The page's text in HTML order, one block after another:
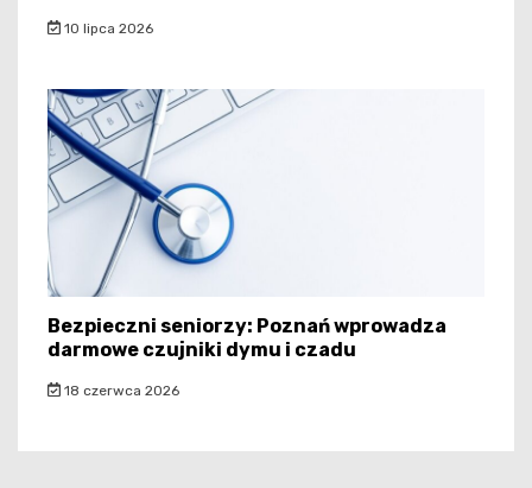
10 lipca 2026
Bezpieczni seniorzy: Poznań wprowadza
darmowe czujniki dymu i czadu
18 czerwca 2026